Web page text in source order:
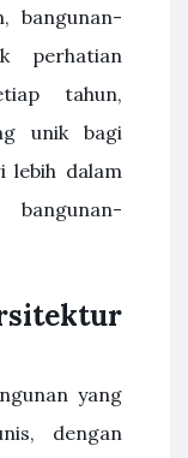
bangunan-
perhatian
tahun,
unik bagi
lebih dalam
yang
dengan